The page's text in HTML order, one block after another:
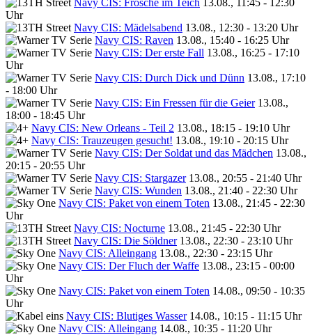
Uhr
Navy CIS: Mädelsabend 13.08., 12:30 - 13:20 Uhr
Navy CIS: Raven 13.08., 15:40 - 16:25 Uhr
Navy CIS: Der erste Fall 13.08., 16:25 - 17:10
Uhr
Navy CIS: Durch Dick und Dünn 13.08., 17:10
- 18:00 Uhr
Navy CIS: Ein Fressen für die Geier 13.08.,
18:00 - 18:45 Uhr
Navy CIS: New Orleans - Teil 2 13.08., 18:15 - 19:10 Uhr
Navy CIS: Trauzeugen gesucht! 13.08., 19:10 - 20:15 Uhr
Navy CIS: Der Soldat und das Mädchen 13.08.,
20:15 - 20:55 Uhr
Navy CIS: Stargazer 13.08., 20:55 - 21:40 Uhr
Navy CIS: Wunden 13.08., 21:40 - 22:30 Uhr
Navy CIS: Paket von einem Toten 13.08., 21:45 - 22:30
Uhr
Navy CIS: Nocturne 13.08., 21:45 - 22:30 Uhr
Navy CIS: Die Söldner 13.08., 22:30 - 23:10 Uhr
Navy CIS: Alleingang 13.08., 22:30 - 23:15 Uhr
Navy CIS: Der Fluch der Waffe 13.08., 23:15 - 00:00
Uhr
Navy CIS: Paket von einem Toten 14.08., 09:50 - 10:35
Uhr
Navy CIS: Blutiges Wasser 14.08., 10:15 - 11:15 Uhr
Navy CIS: Alleingang 14.08., 10:35 - 11:20 Uhr